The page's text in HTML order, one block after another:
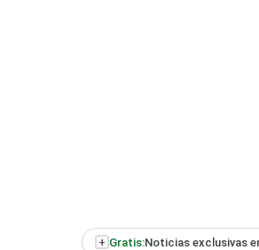
+ Gratis:Noticias exclusivas